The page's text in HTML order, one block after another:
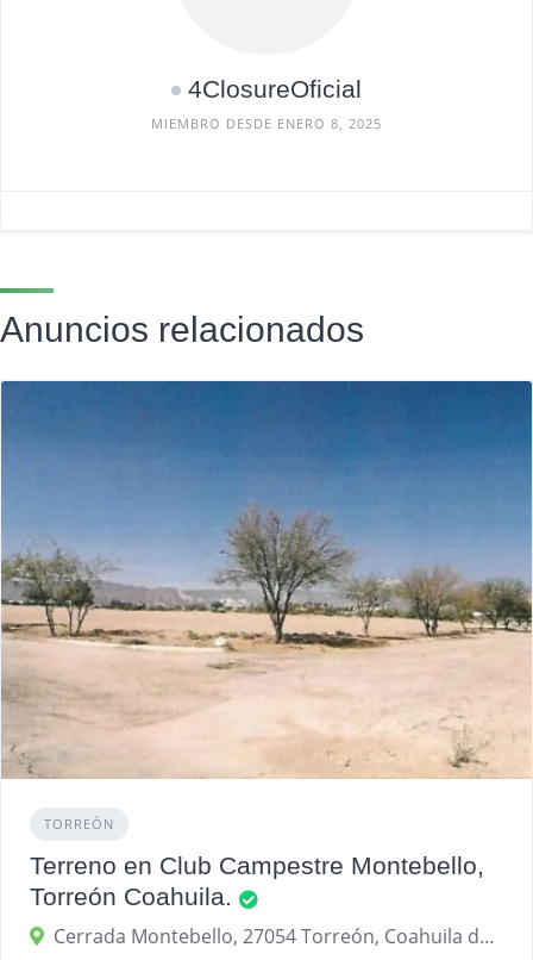
4ClosureOficial
MIEMBRO DESDE ENERO 8, 2025
Anuncios relacionados
TORREÓN
Terreno en Club Campestre Montebello,
Torreón Coahuila.
Cerrada Montebello, 27054 Torreón, Coahuila de Zaragoza, México